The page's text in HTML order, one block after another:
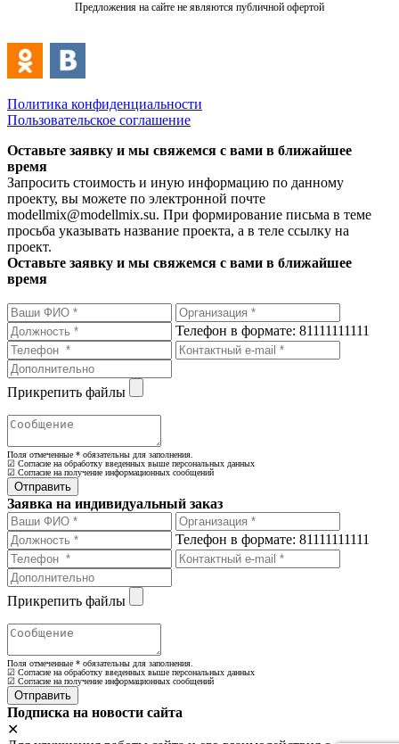
Предложения на сайте не являются публичной офертой
Политика конфиденциальности
Пользовательское соглашение
Оставьте заявку и мы свяжемся с вами в ближайшее
время
Запросить стоимость и иную информацию по данному
проекту, вы можете по электронной почте
modellmix@modellmix.su. При формирование письма в теме
просьба указывать название проекта, а в теле ссылку на
проект.
Оставьте заявку и мы свяжемся с вами в ближайшее
время
Телефон в формате: 81111111111
Прикрепить файлы
Поля отмеченные * обязательны для заполнения.
☑ Согласие на обработку введенных выше персональных данных
☑ Согласие на получение информационных сообщений
Заявка на индивидуальный заказ
Телефон в формате: 81111111111
Прикрепить файлы
Поля отмеченные * обязательны для заполнения.
☑ Согласие на обработку введенных выше персональных данных
☑ Согласие на получение информационных сообщений
Подписка на новости сайта
✕